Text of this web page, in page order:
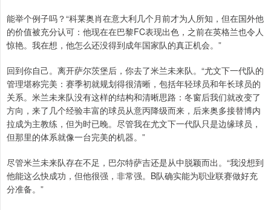
能举个例子吗？“科莱奥肖在意大利几个月前才为人所知，但在国外他
的价值被充分认可：他现在在巴黎FC表现出色，之前在英格兰也令人
惊艳。我在想，他怎么还没得到成年国家队的真正机会。”
回到你自己。离开萨尔茨堡后，你去了米兰未来队。“尤文下一代队的
管理堪称完美：赛季初就规划得很清晰，包括年轻球员和年长球员的
关系。米兰未来队没有这样的结构和清晰思路：冬窗后我们就改变了
方向，来了几个经验丰富的球员从意丙降级而来，后来奥多接替博内
拉成为主教练，但为时已晚。尽管我在尤文下一代队只是边缘球员，
但那里的体系就像一台完美的机器。”
尽管米兰未来队存在不足，巴尔特萨吉还是从中脱颖而出。“我没想到
他能这么快成功，但他很强，非常强。B队确实能为职业联赛做好充
分准备。”